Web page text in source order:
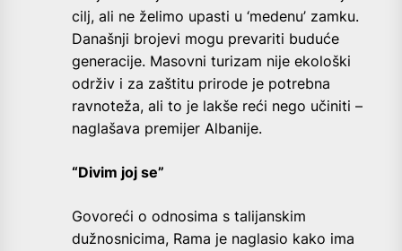
cilj, ali ne želimo upasti u ‘medenu’ zamku.
Današnji brojevi mogu prevariti buduće
generacije. Masovni turizam nije ekološki
održiv i za zaštitu prirode je potrebna
ravnoteža, ali to je lakše reći nego učiniti –
naglašava premijer Albanije.
“Divim joj se”
Govoreći o odnosima s talijanskim
dužnosnicima, Rama je naglasio kako ima